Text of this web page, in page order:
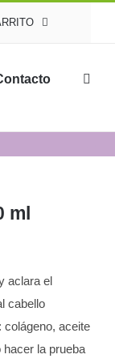
ml
aclara el
cabello
colágeno, aceite
hacer la prueba